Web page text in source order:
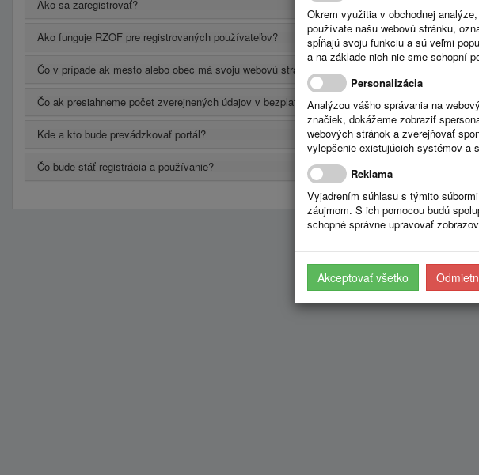
Ako sa zaregistrovať?
Ako funguje RZOF pre registrovaných používateľov?
Čo v prípade ak mesto alebo obec má svoju webovú stránku a chce sa odkázovať na RZOF?
Čo ak presiahneme počet zverejnených údajov v bezplatnej verzii?
Kde a kto bude prevádzkovať portál?
Čo bude stáť registrácia a používanie?
Okrem využitia v obchodnej
používate našu webovú stránku,
spĺňajú svoju funkciu a sú veľmi
a na základe nich nie sme schopní
Personalizácia
Analýzou vášho správania na
značiek, dokážeme zobraziť
webových stránok a zverejňovať
vylepšenie existujúcich systémov a
Reklama
Vyjadrením súhlasu s týmito
záujmom. S ich pomocou budú
schopné správne upravovať
Akceptovať všetko